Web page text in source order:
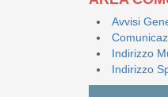
Avvisi
Indirizzo
Indirizzo